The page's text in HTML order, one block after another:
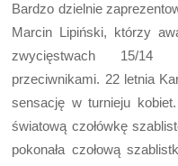
Bardzo dzielnie
Marcin Lipiński, którzy
zwycięstwach 15/14
przeciwnikami. 22 letnia
sensację w turnieju
światową czołówkę
pokonała czołową